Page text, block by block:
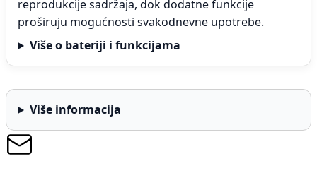
reprodukcije sadržaja, dok dodatne funkcije
proširuju mogućnosti svakodnevne upotrebe.
Više o bateriji i funkcijama
Više informacija